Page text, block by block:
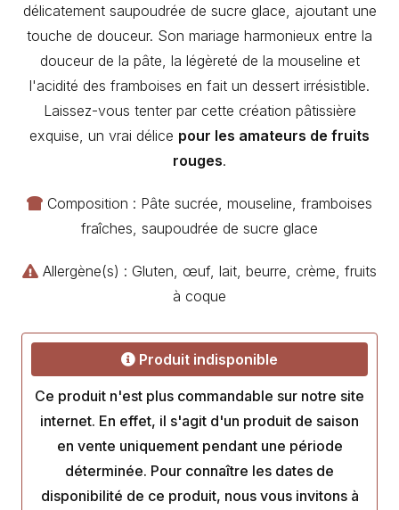
délicatement saupoudrée de sucre glace, ajoutant une
touche de douceur. Son mariage harmonieux entre la
douceur de la pâte, la légèreté de la mouseline et
l'acidité des framboises en fait un dessert irrésistible.
Laissez-vous tenter par cette création pâtissière
exquise, un vrai délice pour les amateurs de fruits
rouges.
Composition : Pâte sucrée, mouseline, framboises
fraîches, saupoudrée de sucre glace
Allergène(s) : Gluten, œuf, lait, beurre, crème, fruits
à coque
Produit indisponible
Ce produit n'est plus commandable sur notre site
internet. En effet, il s'agit d'un produit de saison
en vente uniquement pendant une période
déterminée. Pour connaître les dates de
disponibilité de ce produit, nous vous invitons à